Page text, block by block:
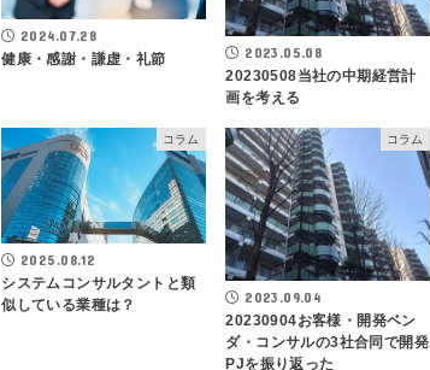
2024.07.28
健康・感謝・謙虚・礼節 2023.05.08
20230508当社の中期経営計
画を考える
コラム
2025.08.12
システムコンサルタントと類
似している業種は？
コラム
2023.09.04
20230904お客様・開発ベン
ダ・コンサルの3社合同で開発
PJを振り返った